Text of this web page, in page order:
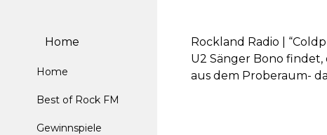
Home
Home
Best of Rock FM
Gewinnspiele
Rockland Radio |
U2 Sänger Bono findet,
aus dem Proberaum-